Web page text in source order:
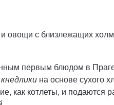
овощи с близлежащих
первым блюдом в
кнeдлики на основе сухого
как котлеты, и подаются